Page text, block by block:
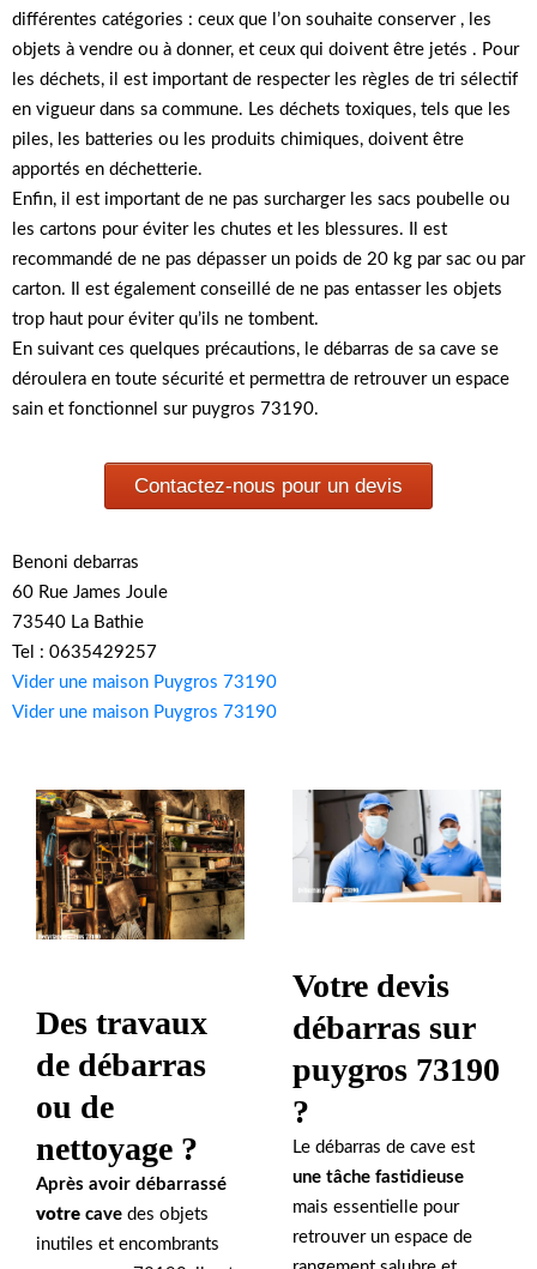
différentes catégories : ceux que l’on souhaite conserver , les
objets à vendre ou à donner, et ceux qui doivent être jetés . Pour
les déchets, il est important de respecter les règles de tri sélectif
en vigueur dans sa commune. Les déchets toxiques, tels que les
piles, les batteries ou les produits chimiques, doivent être
apportés en déchetterie.
Enfin, il est important de ne pas surcharger les sacs poubelle ou
les cartons pour éviter les chutes et les blessures. Il est
recommandé de ne pas dépasser un poids de 20 kg par sac ou par
carton. Il est également conseillé de ne pas entasser les objets
trop haut pour éviter qu’ils ne tombent.
En suivant ces quelques précautions, le débarras de sa cave se
déroulera en toute sécurité et permettra de retrouver un espace
sain et fonctionnel sur puygros 73190.
Contactez-nous pour un devis
Benoni debarras
60 Rue James Joule
73540 La Bathie
Tel : 0635429257
Vider une maison Puygros 73190
Vider une maison Puygros 73190
Des travaux
de débarras
ou de
nettoyage ?
Après avoir débarrassé
votre cave des objets
inutiles et encombrants
Votre devis
débarras sur
puygros 73190
?
Le débarras de cave est
une tâche fastidieuse
mais essentielle pour
retrouver un espace de